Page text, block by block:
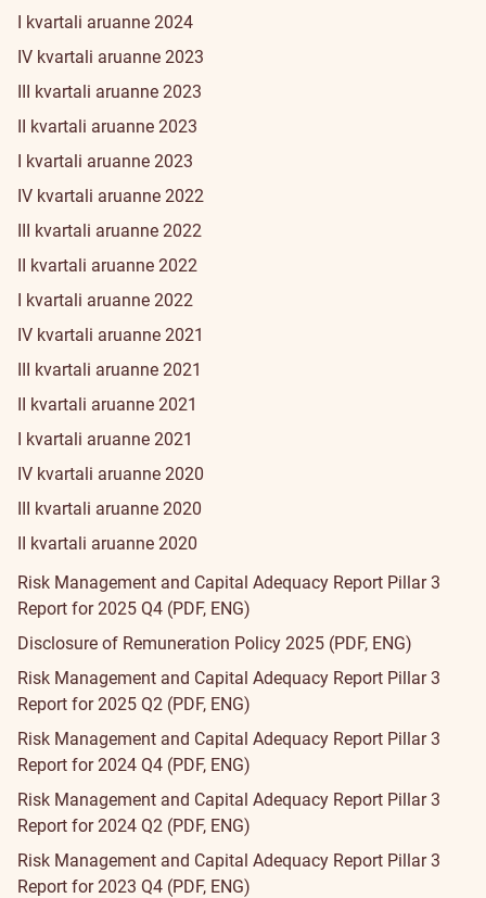
I kvartali aruanne 2024
IV kvartali aruanne 2023
III kvartali aruanne 2023
II kvartali aruanne 2023
I kvartali aruanne 2023
IV kvartali aruanne 2022
III kvartali aruanne 2022
II kvartali aruanne 2022
I kvartali aruanne 2022
IV kvartali aruanne 2021
III kvartali aruanne 2021
II kvartali aruanne 2021
I kvartali aruanne 2021
IV kvartali aruanne 2020
III kvartali aruanne 2020
II kvartali aruanne 2020
Risk Management and Capital Adequacy Report Pillar 3
Report for 2025 Q4 (PDF, ENG)
Disclosure of Remuneration Policy 2025 (PDF, ENG)
Risk Management and Capital Adequacy Report Pillar 3
Report for 2025 Q2 (PDF, ENG)
Risk Management and Capital Adequacy Report Pillar 3
Report for 2024 Q4 (PDF, ENG)
Risk Management and Capital Adequacy Report Pillar 3
Report for 2024 Q2 (PDF, ENG)
Risk Management and Capital Adequacy Report Pillar 3
Report for 2023 Q4 (PDF, ENG)